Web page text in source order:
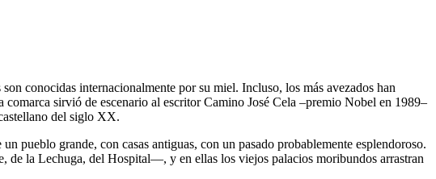
son conocidas internacionalmente por su miel. Incluso, los más avezados han
sirvió de escenario al escritor Camino José Cela –premio Nobel en 1989–
del siglo XX.
pueblo grande, con casas antiguas, con un pasado probablemente esplendoroso.
de la Lechuga, del Hospital—, y en ellas los viejos palacios moribundos arrastran